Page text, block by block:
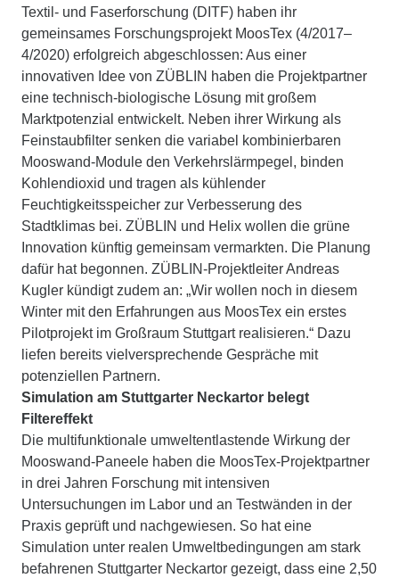
Textil- und Faserforschung (DITF) haben ihr
gemeinsames Forschungsprojekt MoosTex (4/2017–
4/2020) erfolgreich abgeschlossen: Aus einer
innovativen Idee von ZÜBLIN haben die Projektpartner
eine technisch-biologische Lösung mit großem
Marktpotenzial entwickelt. Neben ihrer Wirkung als
Feinstaubfilter senken die variabel kombinierbaren
Mooswand-Module den Verkehrslärmpegel, binden
Kohlendioxid und tragen als kühlender
Feuchtigkeitsspeicher zur Verbesserung des
Stadtklimas bei. ZÜBLIN und Helix wollen die grüne
Innovation künftig gemeinsam vermarkten. Die Planung
dafür hat begonnen. ZÜBLIN-Projektleiter Andreas
Kugler kündigt zudem an: „Wir wollen noch in diesem
Winter mit den Erfahrungen aus MoosTex ein erstes
Pilotprojekt im Großraum Stuttgart realisieren.“ Dazu
liefen bereits vielversprechende Gespräche mit
potenziellen Partnern.
Simulation am Stuttgarter Neckartor belegt
Filtereffekt
Die multifunktionale umweltentlastende Wirkung der
Mooswand-Paneele haben die MoosTex-Projektpartner
in drei Jahren Forschung mit intensiven
Untersuchungen im Labor und an Testwänden in der
Praxis geprüft und nachgewiesen. So hat eine
Simulation unter realen Umweltbedingungen am stark
befahrenen Stuttgarter Neckartor gezeigt, dass eine 2,50